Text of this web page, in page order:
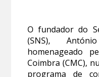
O fundador do
(SNS),
homenageado
Coimbra (CMC),
programa de